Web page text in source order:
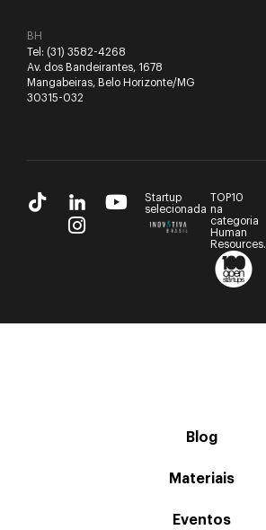
BH
Tel: (31) 3582-4268
Av. dos Bandeirantes, 1678
Mangabeiras, Belo Horizonte/MG
30315-032
TOP10
na
categoria
Human
Resources.
Startup
selecionada
Blog
Materiais
Eventos